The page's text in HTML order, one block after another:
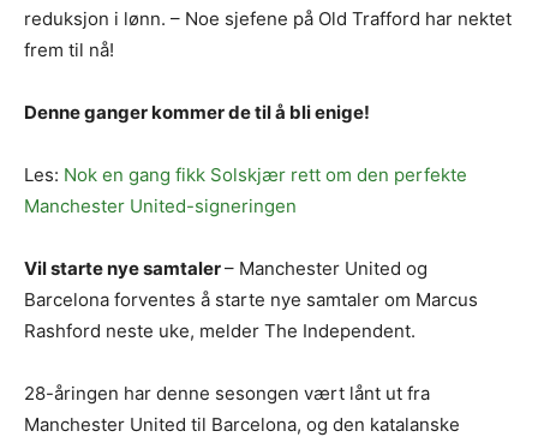
reduksjon i lønn. – Noe sjefene på Old Trafford har nektet
frem til nå!
Denne ganger kommer de til å bli enige!
Les: Nok en gang fikk Solskjær rett om den perfekte
Manchester United-signeringen
Vil starte nye samtaler– Manchester United og
Barcelona forventes å starte nye samtaler om Marcus
Rashford neste uke, melder The Independent.
28-åringen har denne sesongen vært lånt ut fra
Manchester United til Barcelona, og den katalanske